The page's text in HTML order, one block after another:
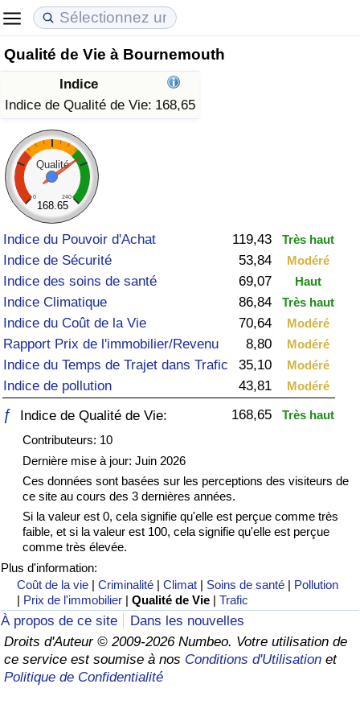
Qualité de Vie à Bournemouth
Indice
Indice de Qualité de Vie: 168,65
Qualité
0 240
168.65
Indice du Pouvoir d'Achat 119,43 Très haut
Indice de Sécurité 53,84 Modéré
Indice des soins de santé 69,07 Haut
Indice Climatique 86,84 Très haut
Indice du Coût de la Vie 70,64 Modéré
Rapport Prix de l'immobilier/Revenu 8,80 Modéré
Indice du Temps de Trajet dans Trafic 35,10 Modéré
Indice de pollution 43,81 Modéré
ƒ Indice de Qualité de Vie: 168,65
Très haut
Contributeurs: 10
Dernière mise à jour: Juin 2026
Ces données sont basées sur les perceptions des visiteurs de
ce site au cours des 3 dernières années.
Si la valeur est 0, cela signifie qu'elle est perçue comme très
faible, et si la valeur est 100, cela signifie qu'elle est perçue
comme très élevée.
Plus d'information:
Coût de la vie |Criminalité |Climat | Soins de santé | Pollution
| Prix de l'immobilier |Qualité de Vie |Trafic
À propos de ce site
Dans les nouvelles
Droits d'Auteur © 2009-2026 Numbeo. Votre utilisation de
ce service est soumise à nos Conditions d'Utilisation et
Politique de Confidentialité
Coût de la vie
Indice du Coût de la Vie (Actuel)
Indice du Coût de la Vie
Indice du coût de la vie par pays
à Akaba
Prix de l'immobilier
Indice des Prix de l'immobilier (Actuel)
Indice des Prix de l'immobilier
Indice des Prix de l'immobilier par Pays
Qualité de Vie
Indice de Qualité de Vie
Indice de Qualité de Vie (Actuel)
Indice de qualité de vie par pays
Criminalité
Indice de Criminalité (Actuel)
Indice de Criminalité
Indice de criminalité par pays
Soins de santé
Indice des soins de santé
Indice des soins de santé par Pays
Pollution
Indice de Pollution (Actuel)
Indice de pollution
Indice de Pollution par Pays